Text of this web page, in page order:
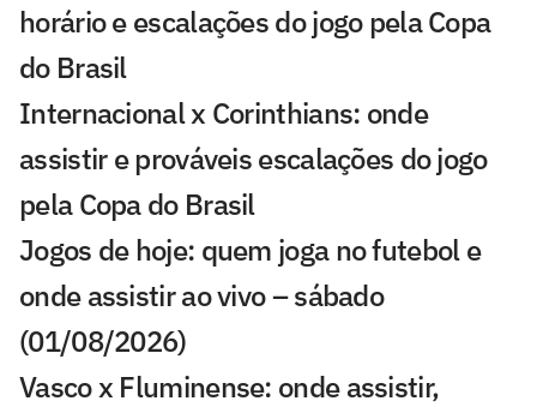
horário e escalações do jogo pela Copa
do Brasil
Internacional x Corinthians: onde
assistir e prováveis escalações do jogo
pela Copa do Brasil
Jogos de hoje: quem joga no futebol e
onde assistir ao vivo – sábado
(01/08/2026)
Vasco x Fluminense: onde assistir,